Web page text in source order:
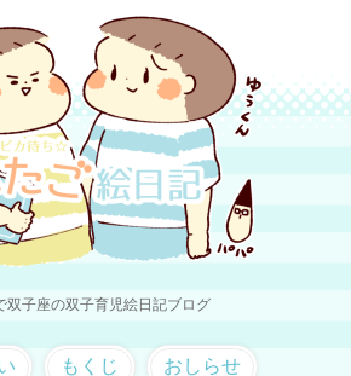
双子座の双子育児絵日記ブログ
もくじ おしらせ